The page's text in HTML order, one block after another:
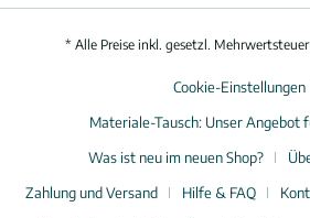
* Alle Preise inkl. gesetzl.
Cookie-Einstellungen
Materiale-Tausch: Unser Angebot
Was ist neu im neuen Shop?
Zahlung und Versand
Hilfe & FAQ